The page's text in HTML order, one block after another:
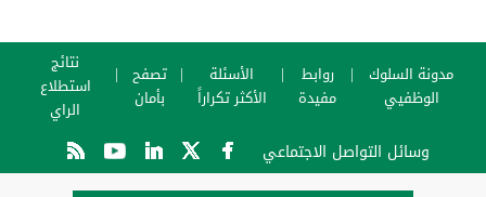
مدونة السلوك
الوظفيي
روابط
مفيدة
الأسئلة
الأكثر تكراراً
تصفح
بأمان
نتائج
استطلاع
الراي
وسائل التواصل الاجتماعي